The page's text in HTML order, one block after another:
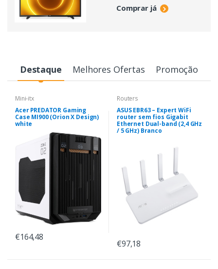
Comprar já
Destaque Melhores Ofertas Promoção
Mini-itx
Acer PREDATOR Gaming
Case MI900 (Orion X Design)
white
€164,48
Routers
ASUS EBR63 – Expert WiFi
router sem fios Gigabit
Ethernet Dual-band (2,4 GHz
/ 5 GHz) Branco
€97,18